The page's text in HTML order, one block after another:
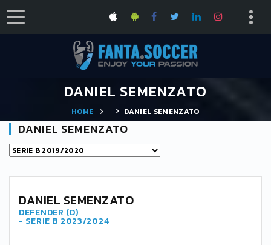
DANIEL SEMENZATO
HOME DANIEL SEMENZATO
DANIEL SEMENZATO
DANIEL SEMENZATO
DEFENDER (D)
- SERIE B 2023/2024